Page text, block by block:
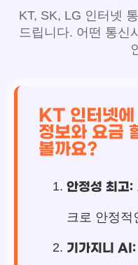
KT, SK, LG 인터넷
드립니다. 어떤 통신
KT 인터넷
정보와 요금
볼까요?
안정성 최고:
크로 안정적
기가지니 AI: